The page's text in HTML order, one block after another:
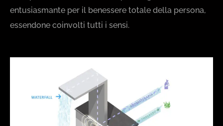
entusiasmante per il benessere totale della persona,
essendone coinvolti tutti i sensi.